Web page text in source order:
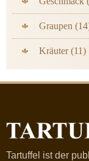
Graupen
Kräuter (11)
Tartuffel ist der